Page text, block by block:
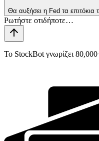
Θα αυξήσει η Fed τα επιτόκια
Το StockBot γνωρίζει